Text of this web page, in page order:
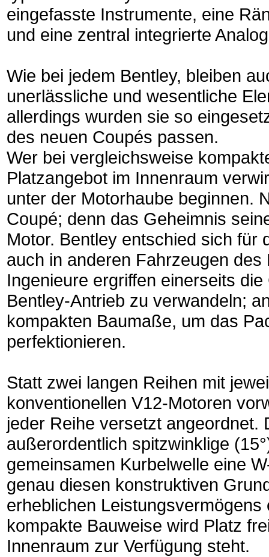
eingefasste Instrumente, eine
und eine zentral integrierte
Wie bei jedem Bentley, bleiben
unerlässliche und wesentliche
allerdings wurden sie so
des neuen Coupés passen.
Wer bei vergleichsweise
Platzangebot im Innenraum
unter der Motorhaube beginnen.
Coupé; denn das Geheimnis
Motor. Bentley entschied sich
auch in anderen Fahrzeugen
Ingenieure ergriffen einerseits
Bentley-Antrieb zu verwandeln;
kompakten Baumaße, um das
perfektionieren.
Statt zwei langen Reihen mit
konventionellen V12-Motoren
jeder Reihe versetzt
außerordentlich spitzwinklige
gemeinsamen Kurbelwelle eine
genau diesen konstruktiven
erheblichen
kompakte Bauweise wird Platz
Innenraum zur Verfügung steht.